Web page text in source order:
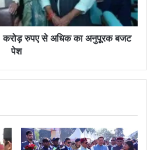
करोड़ रुपए से अधिक का अनुपूरक बजट
पेश